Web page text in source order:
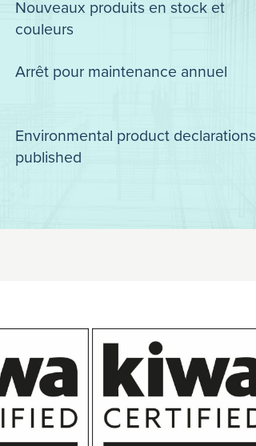
Nouveaux produits en stock et
couleurs
Arrêt pour maintenance annuel
Environmental product declarations
published